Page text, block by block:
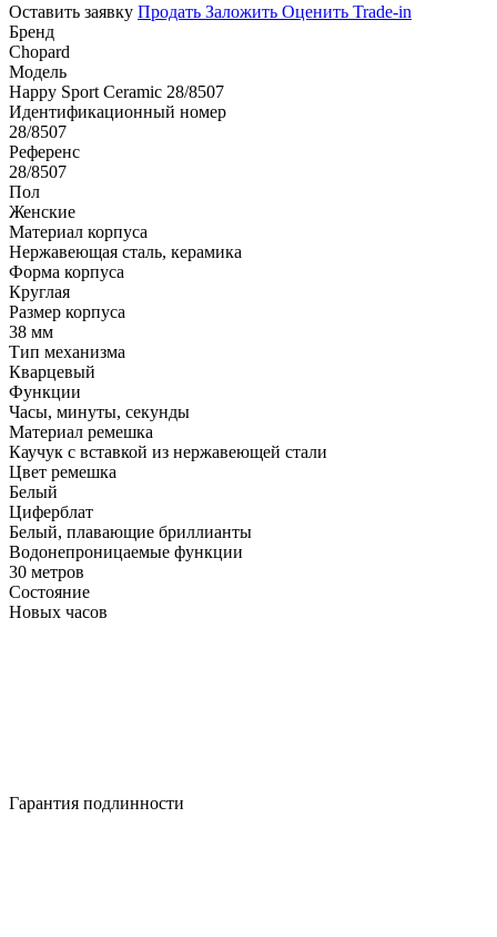
Оставить заявку Продать Заложить Оценить Trade-in
Бренд
Chopard
Модель
Happy Sport Ceramic 28/8507
Идентификационный номер
28/8507
Референс
28/8507
Пол
Женские
Материал корпуса
Нержавеющая сталь, керамика
Форма корпуса
Круглая
Размер корпуса
38 мм
Тип механизма
Кварцевый
Функции
Часы, минуты, секунды
Материал ремешка
Каучук с вставкой из нержавеющей стали
Цвет ремешка
Белый
Циферблат
Белый, плавающие бриллианты
Водонепроницаемые функции
30 метров
Состояние
Новых часов
Гарантия подлинности